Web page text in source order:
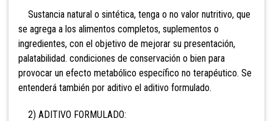
Sustancia natural o sintética, tenga o no valor nutritivo, que
se agrega a los alimentos completos, suplementos o
ingredientes, con el objetivo de mejorar su presentación,
palatabilidad. condiciones de conservación o bien para
provocar un efecto metabólico específico no terapéutico. Se
entenderá también por aditivo el aditivo formulado.
2) ADITIVO FORMULADO: